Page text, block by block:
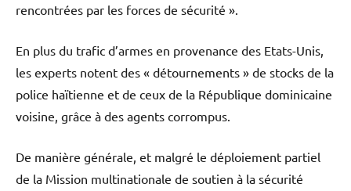
rencontrées par les forces de sécurité ».
En plus du trafic d’armes en provenance des Etats-Unis,
les experts notent des « détournements » de stocks de la
police haïtienne et de ceux de la République dominicaine
voisine, grâce à des agents corrompus.
De manière générale, et malgré le déploiement partiel
de la Mission multinationale de soutien à la sécurité